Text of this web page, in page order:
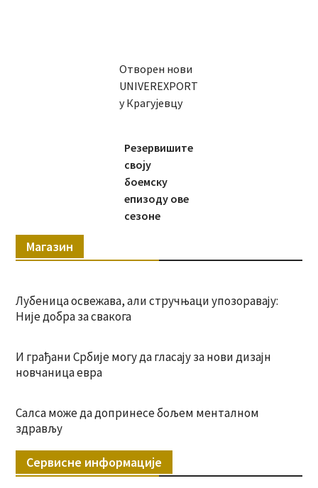
Отворен нови
UNIVEREXPORT
у Крагујевцу
Резервишите
своју
боемску
епизоду ове
сезоне
Магазин
Лубеница освежава, али стручњаци упозоравају:
Није добра за свакога
И грађани Србије могу да гласају за нови дизајн
новчаница евра
Салса може да допринесе бољем менталном
здрављу
Сервисне информације